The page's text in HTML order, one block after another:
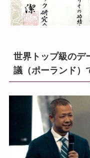
世界トップ級のデ
議（ポーランド）